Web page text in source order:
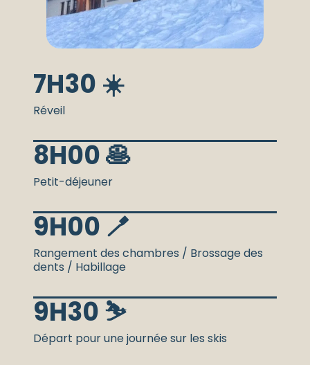
7H30 ☀️
Réveil
8H00 🥞
Petit-déjeuner
9H00 🪥
Rangement des chambres / Brossage des
dents / Habillage
9H30 ⛷️
Départ pour une journée sur les skis